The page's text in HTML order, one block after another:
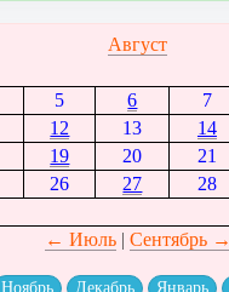
Август
5 6 7
12 13 14
19 20 21
26 27 28
← Июль| Сентябрь →
Ноябрь Декабрь Январь